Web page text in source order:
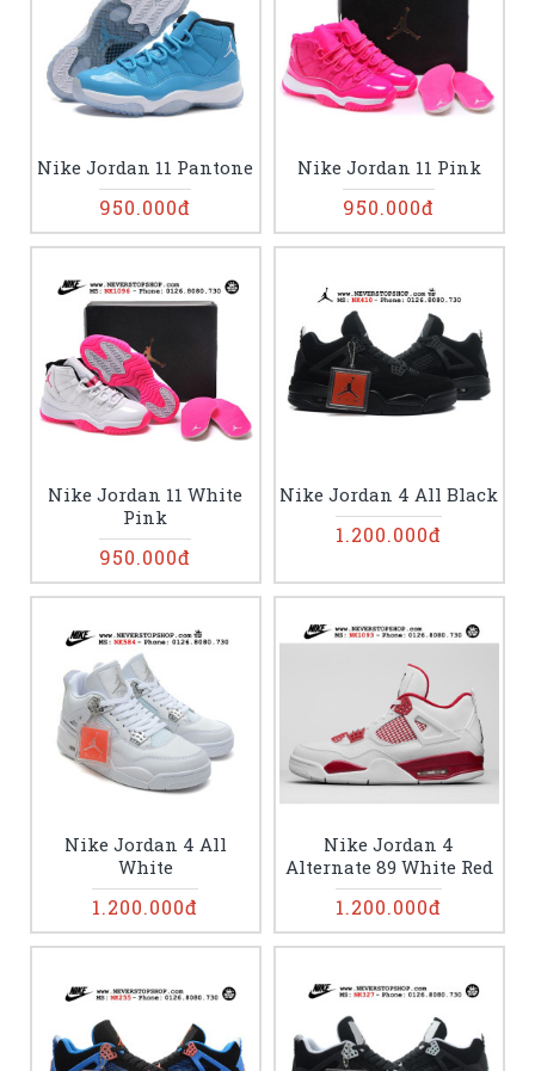
Nike Jordan 11 Pantone
950.000đ
Nike Jordan 11 Pink
950.000đ
Nike Jordan 11 White
Pink
950.000đ
Nike Jordan 4 All Black
1.200.000đ
Nike Jordan 4 All
White
1.200.000đ
Nike Jordan 4
Alternate 89 White Red
1.200.000đ